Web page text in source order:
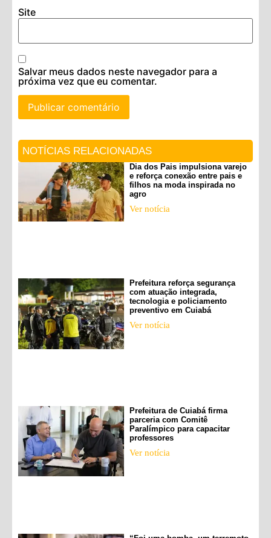
Site
Salvar meus dados neste navegador para a
próxima vez que eu comentar.
NOTÍCIAS RELACIONADAS
Dia dos Pais impulsiona varejo
e reforça conexão entre pais e
filhos na moda inspirada no
agro
Ver notícia
Prefeitura reforça segurança
com atuação integrada,
tecnologia e policiamento
preventivo em Cuiabá
Ver notícia
Prefeitura de Cuiabá firma
parceria com Comitê
Paralímpico para capacitar
professores
Ver notícia